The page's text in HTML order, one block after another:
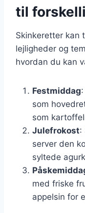
til
Skinkeretter kan
lejligheder og
hvordan du kan
Festmiddag
som
som
Julefrokost:
server den
syltede
med friske
appelsin for